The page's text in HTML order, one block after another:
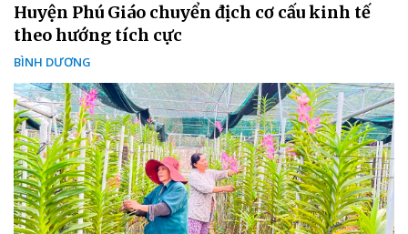
Huyện Phú Giáo chuyển địch cơ cấu kinh tế
theo hướng tích cực
BÌNH DƯƠNG